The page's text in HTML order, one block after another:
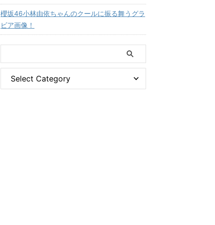
櫻坂46小林由依ちゃんのクールに振る舞うグラ
ビア画像！